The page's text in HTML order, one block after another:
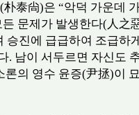
泰尙)은 “악덕 가운데
문제가 발생한다(人之
승진에 급급하여 조급하
. 남이 서두르면 자신도
론의 영수 윤증(尹拯)이